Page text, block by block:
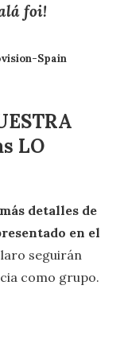
foi!
Spain
LO
detalles de
en el
seguirán
como grupo.